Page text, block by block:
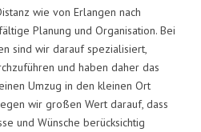
wie von Erlangen nach
Planung und Organisation. Bei
sind wir darauf spezialisiert,
und haben daher das
Umzug in den kleinen Ort
wir großen Wert darauf, dass
und Wünsche berücksichtig